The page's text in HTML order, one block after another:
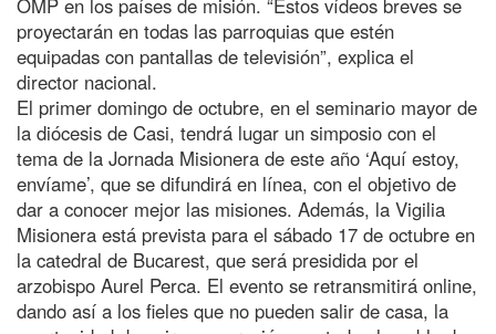
OMP en los países de misión. “Estos vídeos breves se
proyectarán en todas las parroquias que estén
equipadas con pantallas de televisión”, explica el
director nacional.
El primer domingo de octubre, en el seminario mayor de
la diócesis de Casi, tendrá lugar un simposio con el
tema de la Jornada Misionera de este año ‘Aquí estoy,
envíame’, que se difundirá en línea, con el objetivo de
dar a conocer mejor las misiones. Además, la Vigilia
Misionera está prevista para el sábado 17 de octubre en
la catedral de Bucarest, que será presidida por el
arzobispo Aurel Perca. El evento se retransmitirá online,
dando así a los fieles que no pueden salir de casa, la